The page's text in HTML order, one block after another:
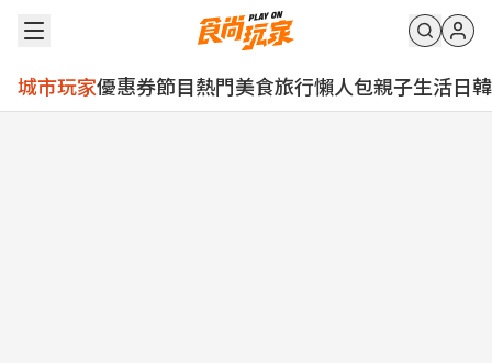
城市玩家優惠券節目熱門美食旅行懶人包親子生活日韓